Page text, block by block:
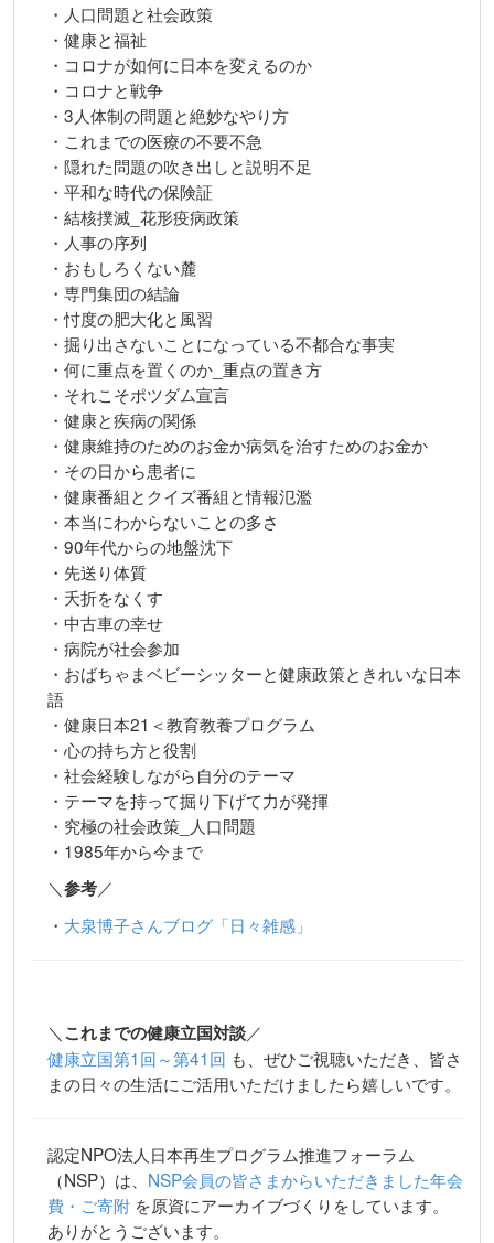
・人口問題と社会政策
・健康と福祉
・コロナが如何に日本を変えるのか
・コロナと戦争
・3人体制の問題と絶妙なやり方
・これまでの医療の不要不急
・隠れた問題の吹き出しと説明不足
・平和な時代の保険証
・結核撲滅_花形疫病政策
・人事の序列
・おもしろくない麓
・専門集団の結論
・忖度の肥大化と風習
・掘り出さないことになっている不都合な事実
・何に重点を置くのか_重点の置き方
・それこそポツダム宣言
・健康と疾病の関係
・健康維持のためのお金か病気を治すためのお金か
・その日から患者に
・健康番組とクイズ番組と情報氾濫
・本当にわからないことの多さ
・90年代からの地盤沈下
・先送り体質
・夭折をなくす
・中古車の幸せ
・病院が社会参加
・おばちゃまベビーシッターと健康政策ときれいな日本
語
・健康日本21＜教育教養プログラム
・心の持ち方と役割
・社会経験しながら自分のテーマ
・テーマを持って掘り下げて力が発揮
・究極の社会政策_人口問題
・1985年から今まで
＼参考／
・ 大泉博子さんブログ「日々雑感」
＼ これまでの健康立国対談／
健康立国第1回～第41回 も、ぜひご視聴いただき、皆さ
まの日々の生活にご活用いただけましたら嬉しいです。
認定NPO法人日本再生プログラム推進フォーラム
（NSP）は、 NSP会員の皆さまからいただきました年会
費・ご寄附 を原資にアーカイブづくりをしています。
ありがとうございます。